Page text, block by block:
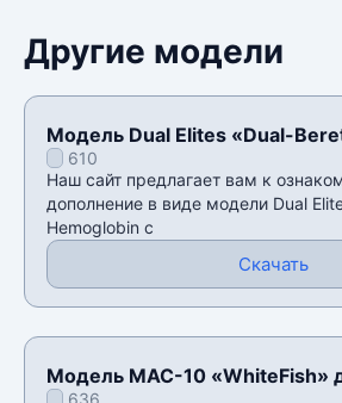
Другие модели
Модель Dual Elites «Dual-
с наклейками» для CSS v34
610
Наш сайт предлагает вам к
дополнение в виде модели Dual
Hemoglobin с
Скачать
Модель MAC-10 «WhiteFish»